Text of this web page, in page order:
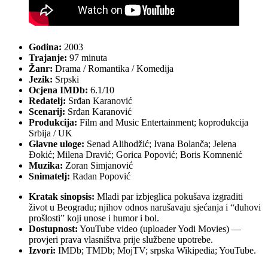
Godina: 2003
Trajanje: 97 minuta
Žanr: Drama / Romantika / Komedija
Jezik: Srpski
Ocjena IMDb: 6.1/10
Redatelj: Srđan Karanović
Scenarij: Srđan Karanović
Produkcija: Film and Music Entertainment; koprodukcija
Srbija / UK
Glavne uloge: Senad Alihodžić; Ivana Bolanča; Jelena
Đokić; Milena Dravić; Gorica Popović; Boris Komnenić
Muzika: Zoran Simjanović
Snimatelj: Radan Popović
Kratak sinopsis: Mladi par izbjeglica pokušava izgraditi
život u Beogradu; njihov odnos narušavaju sjećanja i “duhovi
prošlosti” koji unose i humor i bol.
Dostupnost: YouTube video (uploader Yodi Movies) —
provjeri prava vlasništva prije službene upotrebe.
Izvori: IMDb; TMDb; MojTV; srpska Wikipedia; YouTube.